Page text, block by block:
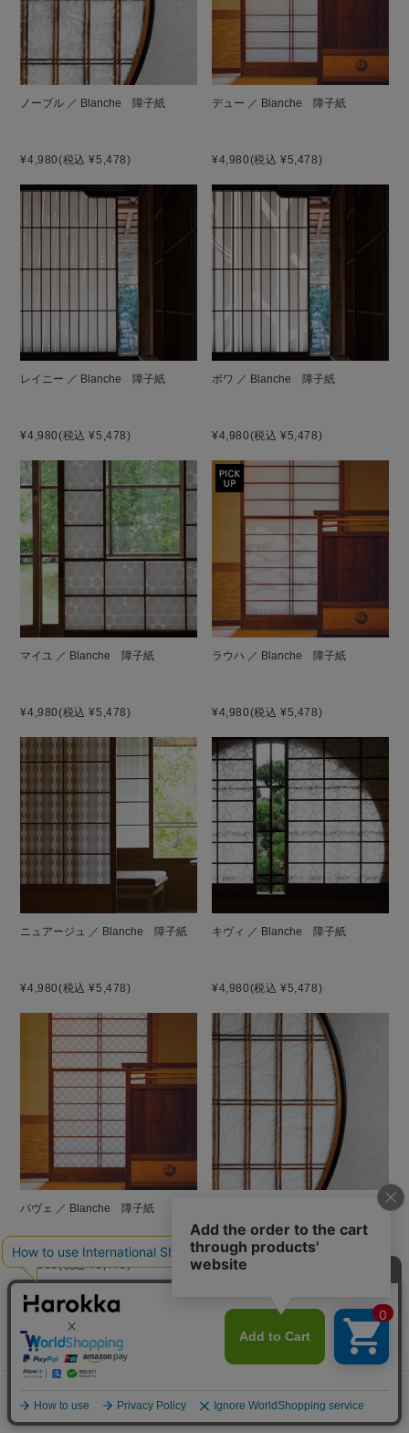
ノーブル ／ Blanche 障子紙
¥4,980(税込 ¥5,478)
デュー ／ Blanche 障子紙
¥4,980(税込 ¥5,478)
レイニー ／ Blanche 障子紙
¥4,980(税込 ¥5,478)
ボワ ／ Blanche 障子紙
¥4,980(税込 ¥5,478)
マイユ ／ Blanche 障子紙
¥4,980(税込 ¥5,478)
ラウハ ／ Blanche 障子紙
¥4,980(税込 ¥5,478)
ニュアージュ ／ Blanche 障子紙
¥4,980(税込 ¥5,478)
キヴィ ／ Blanche 障子紙
¥4,980(税込 ¥5,478)
パヴェ ／ Blanche 障子紙
¥4,980(税込 ¥5,478) ¥4,980
お困りごとはございますか？
貼り方を見る 障子アソート
よくあるご質問 ご利用ガイド